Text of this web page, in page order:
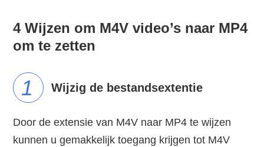
4 Wijzen om M4V video’s naar MP4
om te zetten
1 Wijzig de bestandsextentie
Door de extensie van M4V naar MP4 te wijzen
kunnen u gemakkelijk toegang krijgen tot M4V